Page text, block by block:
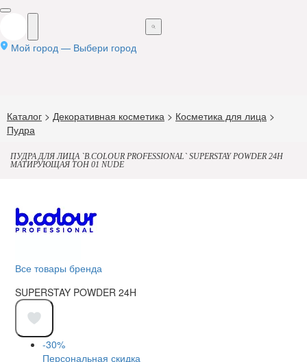
Мой город — Выбери город
Каталог > Декоративная косметика > Косметика для лица >
Пудра
ПУДРА ДЛЯ ЛИЦА `B.COLOUR PROFESSIONAL` SUPERSTAY POWDER 24H
МАТИРУЮЩАЯ ТОН 01 NUDE
Все товары бренда
SUPERSTAY POWDER 24H
-30%
Персональная скидка